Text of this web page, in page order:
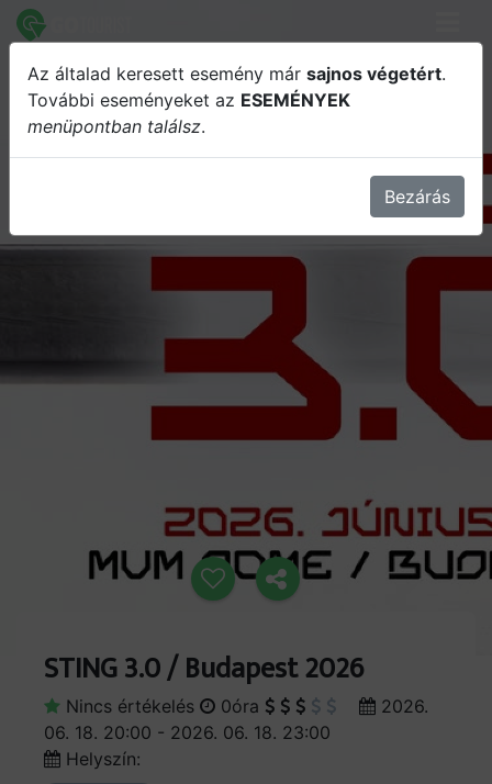
STING 3.0 / Budapest 2026
STING 3.0 / Budapest 2026
Nincs értékelés 0óra
2026.
06. 18. 20:00 - 2026. 06. 18. 23:00
Helyszín:
Az általad keresett esemény már sajnos végetért.
További eseményeket az ESEMÉNYEK
menüpontban találsz.
Bezárás